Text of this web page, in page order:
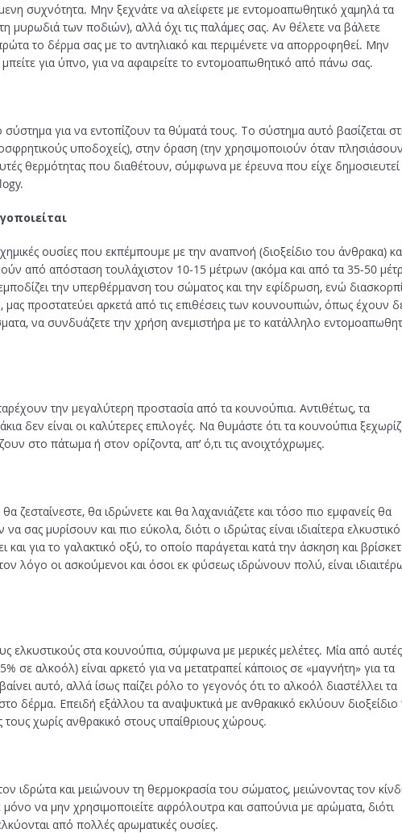
συχνότητα. Μην ξεχνάτε να αλείφετε με εντομοαπωθητικό χαμηλά τα
μυρωδιά των ποδιών), αλλά όχι τις παλάμες σας. Αν θέλετε να βάλετε
το δέρμα σας με το αντηλιακό και περιμένετε να απορροφηθεί. Μην
για ύπνο, για να αφαιρείτε το εντομοαπωθητικό από πάνω σας.
για να εντοπίζουν τα θύματά τους. Το σύστημα αυτό βασίζεται
υποδοχείς), στην όραση (την χρησιμοποιούν όταν πλησιάσουν
θερμότητας που διαθέτουν, σύμφωνα με έρευνα που είχε δημοσιευτεί
ουσίες που εκπέμπουμε με την αναπνοή (διοξείδιο του άνθρακα)
από απόσταση τουλάχιστον 10-15 μέτρων (ακόμα και από τα 35-50
την υπερθέρμανση του σώματος και την εφίδρωση, ενώ
προστατεύει αρκετά από τις επιθέσεις των κουνουπιών, όπως έχουν
να συνδυάζετε την χρήση ανεμιστήρα με το κατάλληλο
την μεγαλύτερη προστασία από τα κουνούπια. Αντιθέτως, τα
δεν είναι οι καλύτερες επιλογές. Να θυμάστε ότι τα κουνούπια
στο πάτωμα ή στον ορίζοντα, απ’ ό,τι τις ανοιχτόχρωμες.
ζεσταίνεστε, θα ιδρώνετε και θα λαχανιάζετε και τόσο πιο εμφανείς θα
σας μυρίσουν και πιο εύκολα, διότι ο ιδρώτας είναι ιδιαίτερα ελκυστικό
για το γαλακτικό οξύ, το οποίο παράγεται κατά την άσκηση και
λόγο οι ασκούμενοι και όσοι εκ φύσεως ιδρώνουν πολύ, είναι
στα κουνούπια, σύμφωνα με μερικές μελέτες. Μία από αυτές
σε αλκοόλ) είναι αρκετό για να μετατραπεί κάποιος σε «μαγνήτη» για τα
αυτό, αλλά ίσως παίζει ρόλο το γεγονός ότι το αλκοόλ διαστέλλει τα
δέρμα. Επειδή εξάλλου τα αναψυκτικά με ανθρακικό εκλύουν διοξείδιο
τους χωρίς ανθρακικό στους υπαίθριους χώρους.
ιδρώτα και μειώνουν τη θερμοκρασία του σώματος, μειώνοντας τον
να μην χρησιμοποιείτε αφρόλουτρα και σαπούνια με αρώματα, διότι
από πολλές αρωματικές ουσίες.